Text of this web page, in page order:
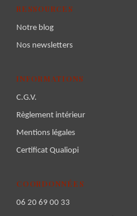
RESSOURCES
Notre blog
Nos newsletters
INFORMATIONS
C.G.V.
Règlement intérieur
Mentions légales
Certificat Qualiopi
COORDONNÉES
06 20 69 00 33